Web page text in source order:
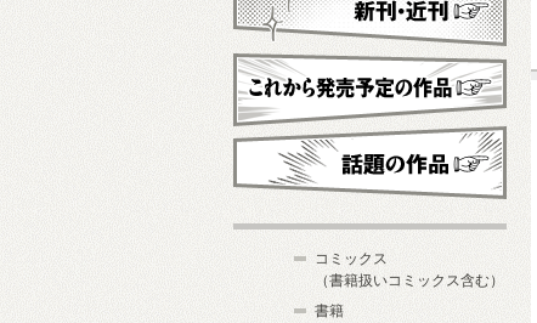
新刊・近刊
これから発売予定
コミックス
（書籍扱いコミックス含む）
書籍